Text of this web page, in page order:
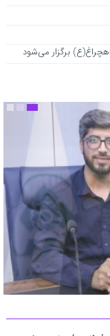
به مراسم وداع با
در کوار از سوی
برگزار می‌شود